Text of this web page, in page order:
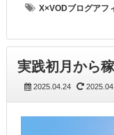
X×VODブログアフ
実践初月から
2025.04.24